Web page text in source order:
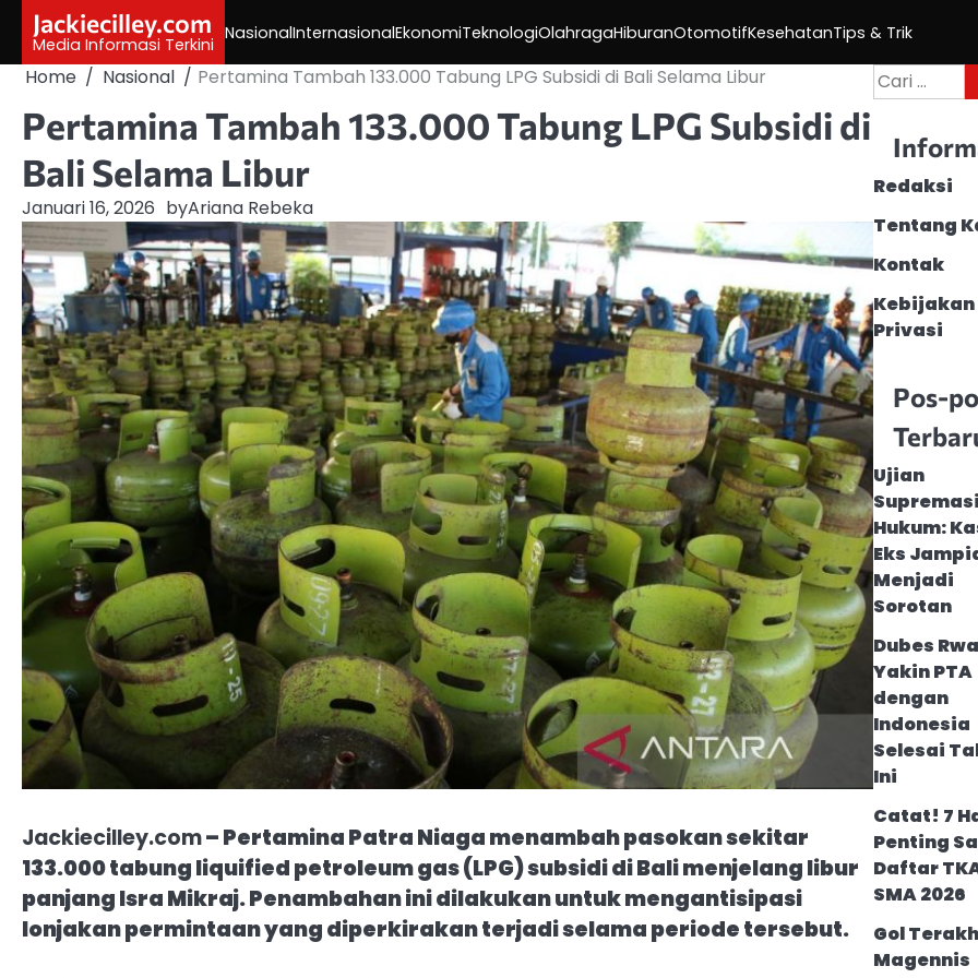
content
Jackiecilley.com
Media Informasi Terkini
NasionalInternasionalEkonomiTeknologiOlahragaHiburanOtomotifKesehatanTips & Trik
Home Nasional Pertamina Tambah 133.000 Tabung LPG Subsidi di Bali Selama Libur
Pertamina Tambah 133.000 Tabung LPG Subsidi di
Bali Selama Libur
Januari 16, 2026 byAriana Rebeka
Jackiecilley.com– Pertamina Patra Niaga menambah pasokan sekitar
133.000 tabung liquified petroleum gas (LPG) subsidi di Bali menjelang libur
panjang Isra Mikraj. Penambahan ini dilakukan untuk mengantisipasi
lonjakan permintaan yang diperkirakan terjadi selama periode tersebut.
Cari
untuk:
Redaksi
Tentang
Kontak
Kebijakan
Privasi
Pos-
Ujian
Supremasi
Hukum:
Eks
Menjadi
Sorotan
Dubes
Yakin PTA
dengan
Indonesia
Selesai
Ini
Catat! 7
Penting
Daftar
SMA 2026
Gol
Magennis